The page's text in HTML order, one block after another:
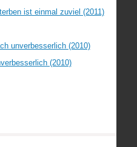
ist einmal zuviel (2011)
unverbesserlich (2010)
(2010)